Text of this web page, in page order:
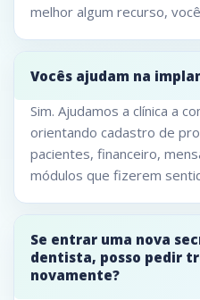
melhor algum recurso,
Vocês ajudam na
Sim. Ajudamos a clínica a
orientando cadastro de
pacientes, financeiro,
módulos que fizerem
Se entrar uma nova
dentista, posso pedir
novamente?